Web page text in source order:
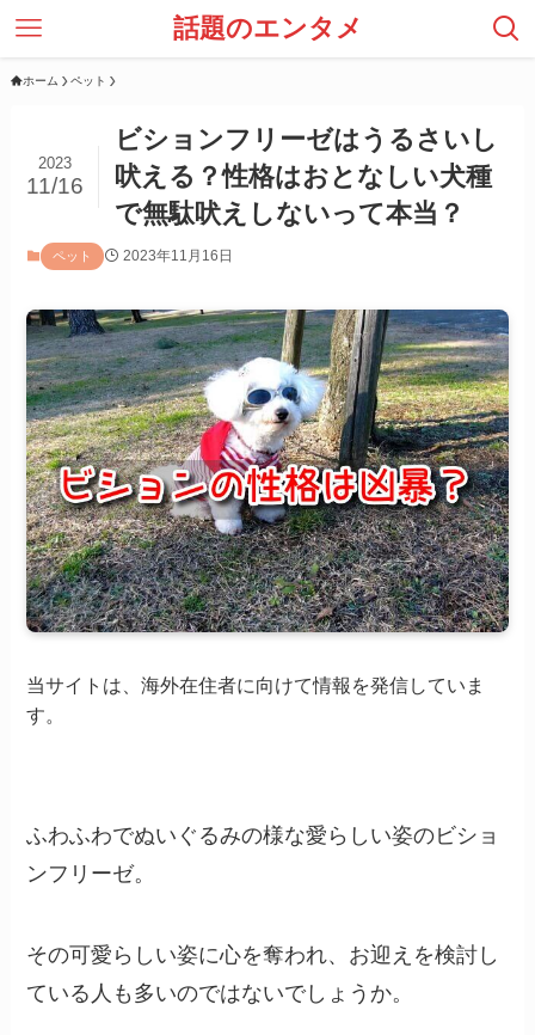
話題のエンタメ
ホーム ペット
ビションフリーゼはうるさいし
吠える？性格はおとなしい犬種
で無駄吠えしないって本当？
2023
11/16
ペット 2023年11月16日
当サイトは、海外在住者に向けて情報を発信していま
す。
ふわふわでぬいぐるみの様な愛らしい姿のビショ
ンフリーゼ。
その可愛らしい姿に心を奪われ、お迎えを検討し
ている人も多いのではないでしょうか。